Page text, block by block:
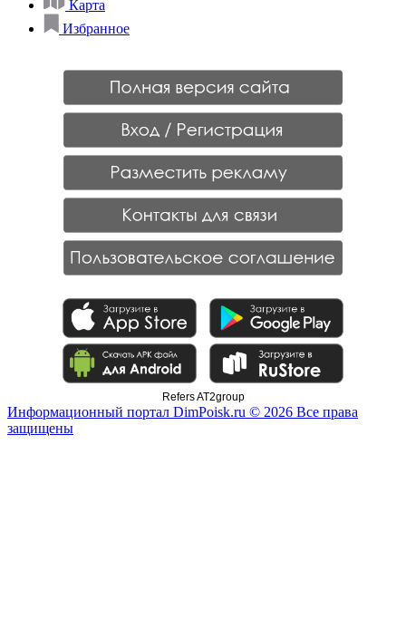
Карта
Избранное
Refers AT2group
Информационный портал DimPoisk.ru © 2026 Все права
защищены